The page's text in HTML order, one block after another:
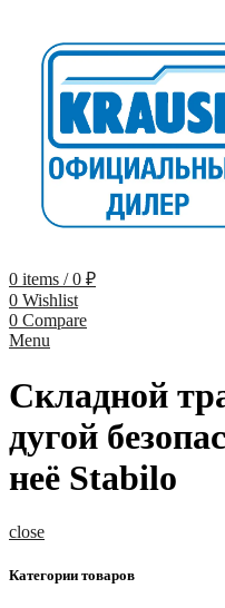
0 items / 0 ₽
0 Wishlist
0 Compare
Menu
Складной
дугой
неё Stabilo
close
Категории товаров